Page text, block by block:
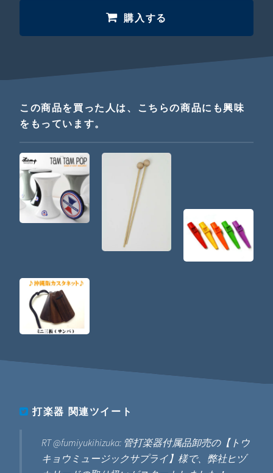
購入する
この商品を買った人は、こちらの商品にも興味
をもっています。
打楽器 関連ツイート
RT @fumiyukihizuka: 管打楽器付属品卸売の【トウ
キョウミュージックサプライ】様で、弊社ヒヅ